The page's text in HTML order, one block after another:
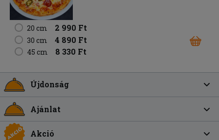
20 cm 2 990 Ft
30 cm 4 890 Ft
45 cm 8 330 Ft
Újdonság
Ajánlat
Akció